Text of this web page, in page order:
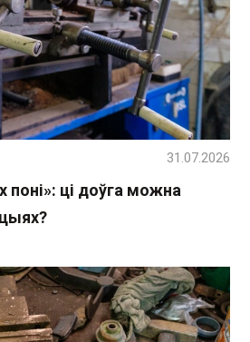
ці доўга можна
31.07.2026